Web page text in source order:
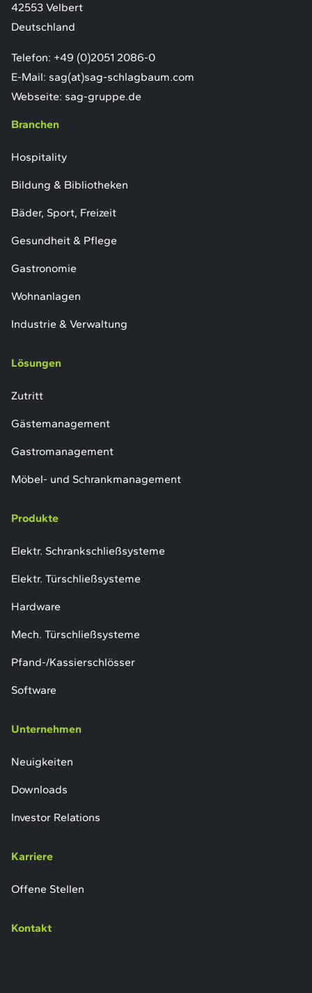
42553 Velbert
Deutschland
Telefon: +49 (0)2051 2086-0
E-Mail: sag(at)sag-schlagbaum.com
Webseite: sag-gruppe.de
Branchen
Hospitality
Bildung & Bibliotheken
Bäder, Sport, Freizeit
Gesundheit & Pflege
Gastronomie
Wohnanlagen
Industrie & Verwaltung
Lösungen
Zutritt
Gästemanagement
Gastromanagement
Möbel- und Schrankmanagement
Produkte
Elektr. Schrankschließsysteme
Elektr. Türschließsysteme
Hardware
Mech. Türschließsysteme
Pfand-/Kassierschlösser
Software
Unternehmen
Neuigkeiten
Downloads
Investor Relations
Karriere
Offene Stellen
Kontakt